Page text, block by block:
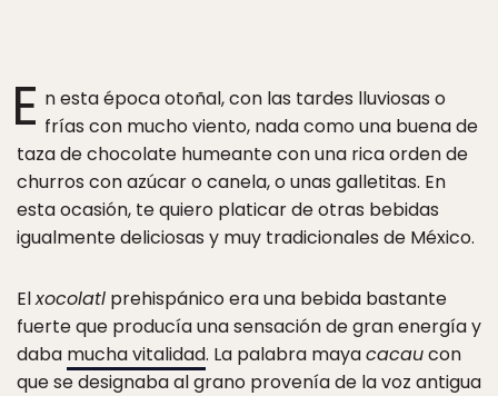
E n esta época otoñal, con las tardes lluviosas o
frías con mucho viento, nada como una buena de
taza de chocolate humeante con una rica orden de
churros con azúcar o canela, o unas galletitas. En
esta ocasión, te quiero platicar de otras bebidas
igualmente deliciosas y muy tradicionales de México.
Elxocolatl prehispánico era una bebida bastante
fuerte que producía una sensación de gran energía y
daba mucha vitalidad. La palabra mayacacaucon
que se designaba al grano provenía de la voz antigua